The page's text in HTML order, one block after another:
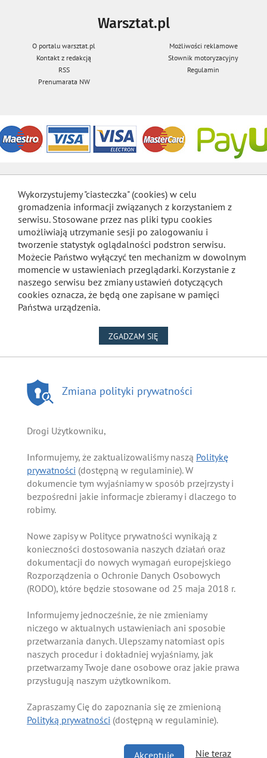
Warsztat.pl
O portalu warsztat.pl
Możliwości reklamowe
Kontakt z redakcją
Słownik motoryzacyjny
RSS
Regulamin
Prenumarata NW
Wykorzystujemy "ciasteczka" (cookies) w celu
gromadzenia informacji związanych z korzystaniem z
serwisu. Stosowane przez nas pliki typu cookies
umożliwiają utrzymanie sesji po zalogowaniu i
tworzenie statystyk oglądalności podstron serwisu.
Możecie Państwo wyłączyć ten mechanizm w dowolnym
momencie w ustawieniach przeglądarki. Korzystanie z
naszego serwisu bez zmiany ustawień dotyczących
cookies oznacza, że będą one zapisane w pamięci
Państwa urządzenia.
ZGADZAM SIĘ
Zmiana polityki prywatności
Drogi Użytkowniku,
Informujemy, że zaktualizowaliśmy naszą Politykę
prywatności (dostępną w regulaminie). W
dokumencie tym wyjaśniamy w sposób przejrzysty i
bezpośredni jakie informacje zbieramy i dlaczego to
robimy.
Nowe zapisy w Polityce prywatności wynikają z
konieczności dostosowania naszych działań oraz
dokumentacji do nowych wymagań europejskiego
Rozporządzenia o Ochronie Danych Osobowych
(RODO), które będzie stosowane od 25 maja 2018 r.
Informujemy jednocześnie, że nie zmieniamy
niczego w aktualnych ustawieniach ani sposobie
przetwarzania danych. Ulepszamy natomiast opis
naszych procedur i dokładniej wyjaśniamy, jak
przetwarzamy Twoje dane osobowe oraz jakie prawa
przysługują naszym użytkownikom.
Zapraszamy Cię do zapoznania się ze zmienioną
Polityką prywatności (dostępną w regulaminie).
Akceptuję Nie teraz